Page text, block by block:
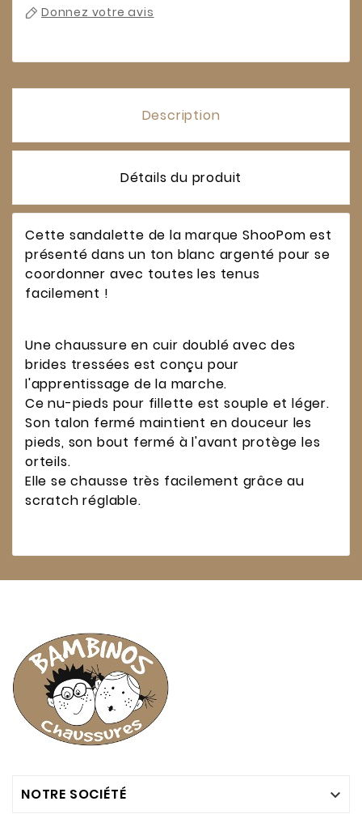
Donnez votre avis
Description
Détails du produit
Cette sandalette de la marque ShooPom est
présenté dans un ton blanc argenté pour se
coordonner avec toutes les tenus
facilement !
Une chaussure en cuir doublé avec des
brides tressées est conçu pour
l'apprentissage de la marche.
Ce nu-pieds pour fillette est souple et léger.
Son talon fermé maintient en douceur les
pieds, son bout fermé à l'avant protège les
orteils.
Elle se chausse très facilement grâce au
scratch réglable.
NOTRE SOCIÉTÉ 